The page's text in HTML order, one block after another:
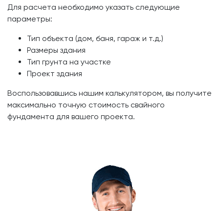
Для расчета необходимо указать следующие
параметры:
Тип объекта (дом, баня, гараж и т.д.)
Размеры здания
Тип грунта на участке
Проект здания
Воспользовавшись нашим калькулятором, вы получите
максимально точную стоимость свайного
фундамента для вашего проекта.